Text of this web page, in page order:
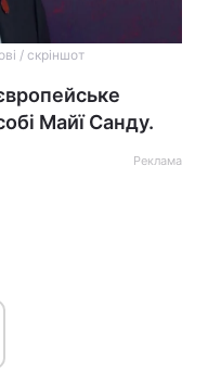
/ скріншот
Майї Санду.
Реклама